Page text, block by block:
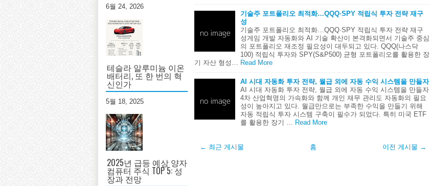
6월 24, 2026
테슬라 알루미늄 이온
배터리, 또 한 번의 혁
신인가
5월 18, 2025
2025년 급등 예상 양자
컴퓨터 주식 TOP 5: 성
장과 전망
기술주 포트폴리오 최적화…QQQ·SPY 적립식 투자 전략 재구
성
기술주 포트폴리오 최적화…QQQ·SPY 적립식 투자 전략 재구
성게임 개발 자동화와 AI 기술 확산이 본격화되면서 기술주 중심
의 포트폴리오 재조정 필요성이 대두되고 있다. QQQ(나스닥
100) 적립식 투자와 SPY(S&P500) 균형 포트폴리오를 활용한 장
기 자산 형성…
Read More
AI 시대 자동화 투자 전략, 월급 외에 자동 수익 시스템을 만들자
AI 시대 자동화 투자 전략, 월급 외에 자동 수익 시스템을 만들자
4차 산업혁명의 가속화와 함께 개인 재무 관리도 자동화의 필요
성이 높아지고 있다. 월급만으로는 부족한 수익을 만들기 위해
자동 적립식 투자 시스템 구축이 필수가 되었다. 특히 미국 ETF
를 활용한 장기 …
Read More
← 최근 게시물 이전 게시물 →
홈